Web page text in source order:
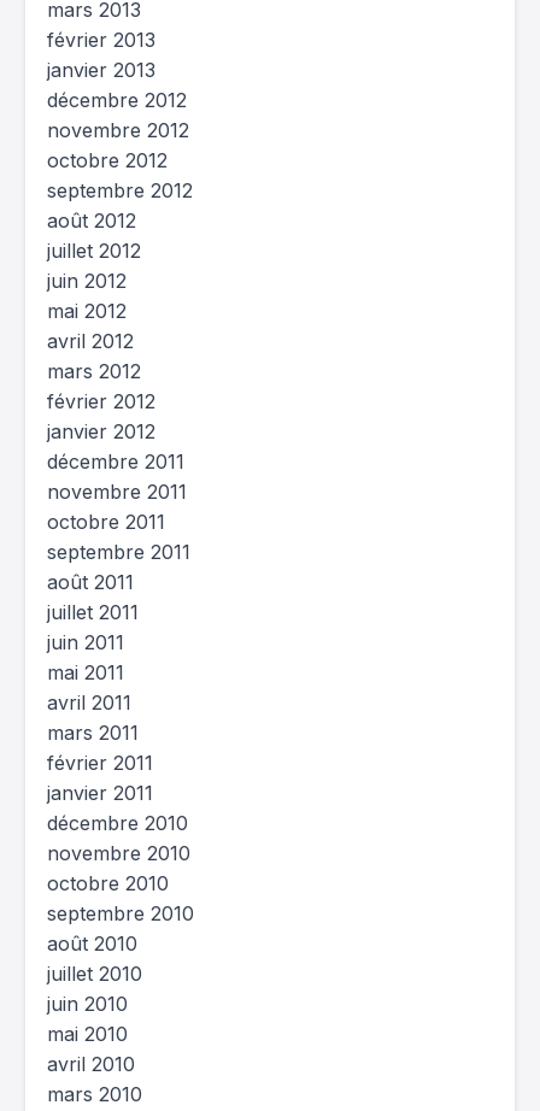
mars 2013
février 2013
janvier 2013
décembre 2012
novembre 2012
octobre 2012
septembre 2012
août 2012
juillet 2012
juin 2012
mai 2012
avril 2012
mars 2012
février 2012
janvier 2012
décembre 2011
novembre 2011
octobre 2011
septembre 2011
août 2011
juillet 2011
juin 2011
mai 2011
avril 2011
mars 2011
février 2011
janvier 2011
décembre 2010
novembre 2010
octobre 2010
septembre 2010
août 2010
juillet 2010
juin 2010
mai 2010
avril 2010
mars 2010